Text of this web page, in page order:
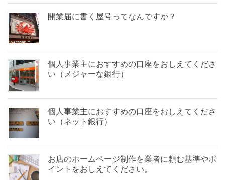
開業届に書く屋号ってなんですか？
個人事業主におすすめの口座をおしえてくださ
い（メジャーな銀行）
個人事業主におすすめの口座をおしえてくださ
い（ネット銀行）
お店のホームページ制作を業者に頼む基準やポ
イントをおしえてください。